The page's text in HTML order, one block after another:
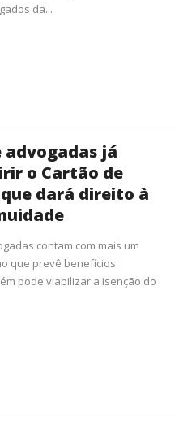
da...
advogadas já
o Cartão de
dará direito à
contam com mais um
que prevê benefícios
pode viabilizar a isenção do